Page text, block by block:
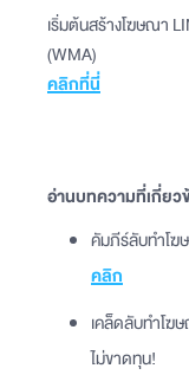
เริ่มต้นสร้างโฆษณา
(WMA)
คลิกที่นี่
อ่านบทความที่เกี่ยว
คัมภีร์ลับทำโฆ
คลิก
เคล็ดลับทำโฆ
ไม่ขาดทุน!